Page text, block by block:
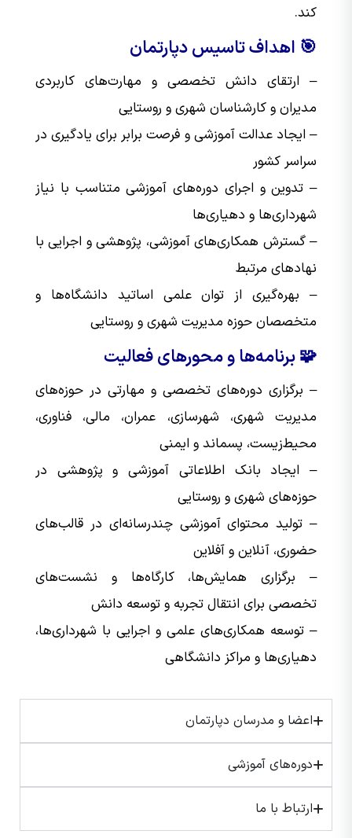
کند.
🎯 اهداف تاسیس دپارتمان
– ارتقای دانش تخصصی و مهارت‌های کاربردی
مدیران و کارشناسان شهری و روستایی
– ایجاد عدالت آموزشی و فرصت برابر برای یادگیری در
سراسر کشور
– تدوین و اجرای دوره‌های آموزشی متناسب با نیاز
شهرداری‌ها و دهیاری‌ها
– گسترش همکاری‌های آموزشی، پژوهشی و اجرایی با
نهادهای مرتبط
– بهره‌گیری از توان علمی اساتید دانشگاه‌ها و
متخصصان حوزه مدیریت شهری و روستایی
🧩 برنامه‌ها و محورهای فعالیت
– برگزاری دوره‌های تخصصی و مهارتی در حوزه‌های
مدیریت شهری، شهرسازی، عمران، مالی، فناوری،
محیط‌زیست، پسماند و ایمنی
– ایجاد بانک اطلاعاتی آموزشی و پژوهشی در
حوزه‌های شهری و روستایی
– تولید محتوای آموزشی چندرسانه‌ای در قالب‌های
حضوری، آنلاین و آفلاین
– برگزاری همایش‌ها، کارگاه‌ها و نشست‌های
تخصصی برای انتقال تجربه و توسعه دانش
– توسعه همکاری‌های علمی و اجرایی با شهرداری‌ها،
دهیاری‌ها و مراکز دانشگاهی
اعضا و مدرسان دپارتمان
دوره‌های آموزشی
ارتباط با ما